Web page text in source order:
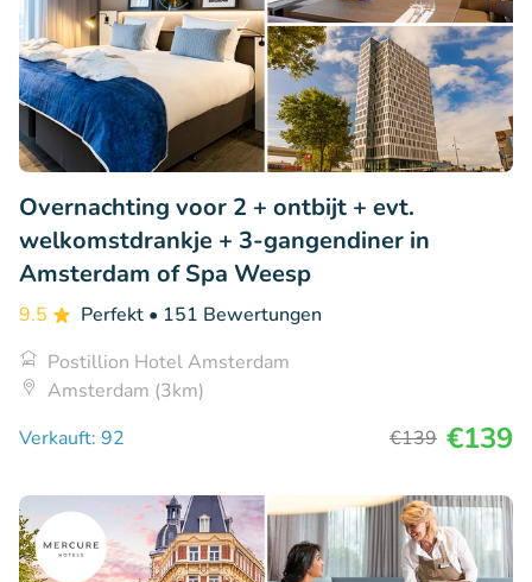
Overnachting voor 2 + ontbijt + evt.
welkomstdrankje + 3-gangendiner in
Amsterdam of Spa Weesp
9.5 Perfekt • 151 Bewertungen
Postillion Hotel Amsterdam
Amsterdam (3km)
Verkauft: 92
€139 €139